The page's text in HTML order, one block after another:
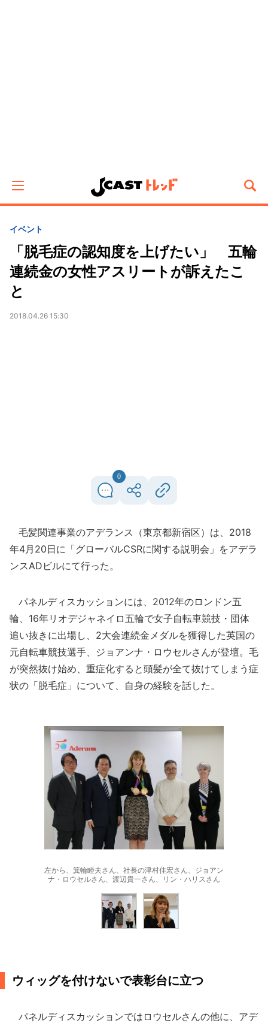
イベント
「脱毛症の認知度を上げたい」 五輪
連続金の女性アスリートが訴えたこ
と
2018.04.26 15:30
0
毛髪関連事業のアデランス（東京都新宿区）は、2018
年4月20日に「グローバルCSRに関する説明会」をアデラ
ンスADビルにて行った。
パネルディスカッションには、2012年のロンドン五
輪、16年リオデジャネイロ五輪で女子自転車競技・団体
追い抜きに出場し、2大会連続金メダルを獲得した英国の
元自転車競技選手、ジョアンナ・ロウセルさんが登壇。毛
が突然抜け始め、重症化すると頭髪が全て抜けてしまう症
状の「脱毛症」について、自身の経験を話した。
左から、箕輪睦夫さん、社長の津村佳宏さん、ジョアン
ナ・ロウセルさん、渡辺貴一さん、リン・ハリスさん
ウィッグを付けないで表彰台に立つ
パネルディスカッションではロウセルさんの他に、アデ